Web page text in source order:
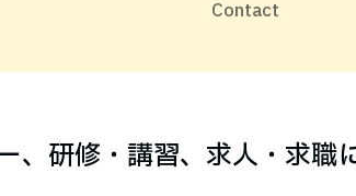
、研修・講習、求人・求職